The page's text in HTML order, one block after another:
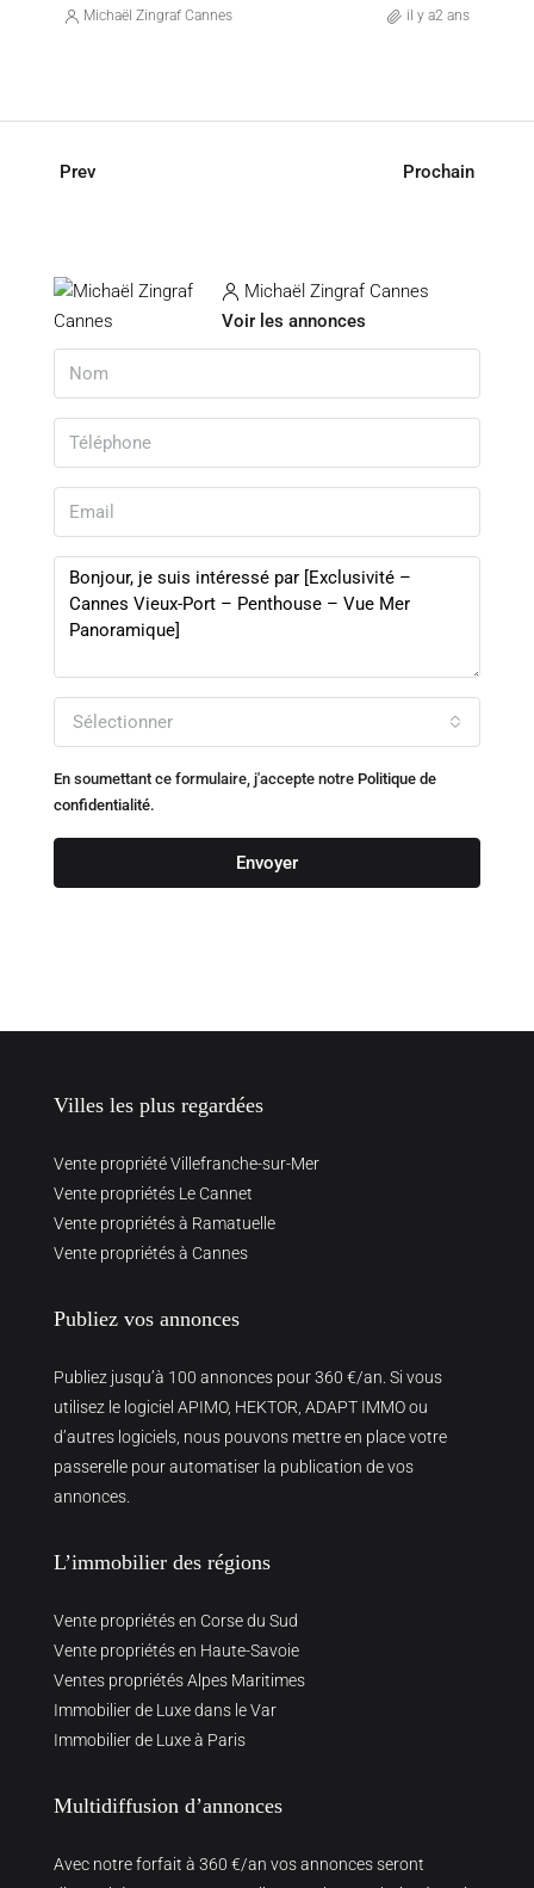
Michaël Zingraf Cannes il y a2 ans
Prev Prochain
Michaël Zingraf Cannes
Voir les annonces
Sélectionner
En soumettant ce formulaire, j'accepte notre Politique de
confidentialité.
Envoyer
Villes les plus regardées
Vente propriété Villefranche-sur-Mer
Vente propriétés Le Cannet
Vente propriétés à Ramatuelle
Vente propriétés à Cannes
Publiez vos annonces
Publiez jusqu’à 100 annonces pour 360 €/an. Si vous
utilisez le logiciel APIMO, HEKTOR, ADAPT IMMO ou
d’autres logiciels, nous pouvons mettre en place votre
passerelle pour automatiser la publication de vos
annonces.
L’immobilier des régions
Vente propriétés en Corse du Sud
Vente propriétés en Haute-Savoie
Ventes propriétés Alpes Maritimes
Immobilier de Luxe dans le Var
Immobilier de Luxe à Paris
Multidiffusion d’annonces
Avec notre forfait à 360 €/an vos annonces seront